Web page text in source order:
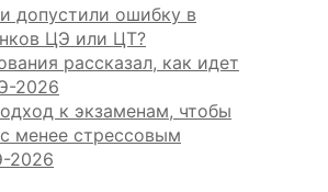
допустили ошибку в
ЦЭ или ЦТ?
рассказал, как идет
2026
к экзаменам, чтобы
менее стрессовым
2026